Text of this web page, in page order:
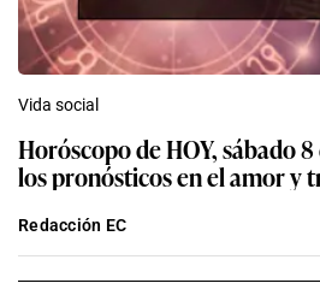
Vida social
Horóscopo de HOY, sábado
los pronósticos en el amor y
Redacción EC